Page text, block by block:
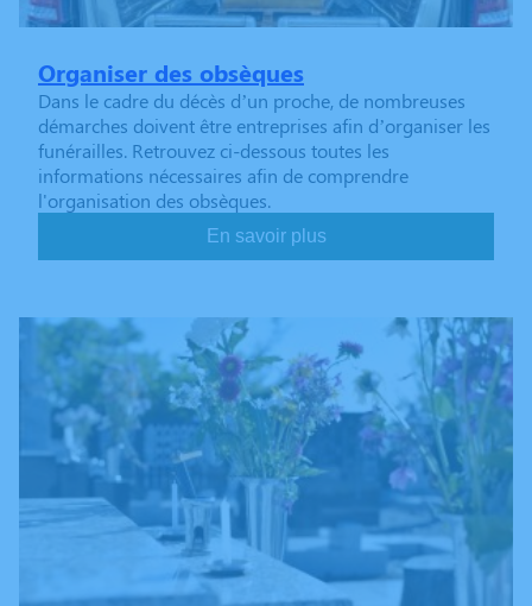
Organiser des obsèques
Dans le cadre du décès d’un proche, de nombreuses
démarches doivent être entreprises afin d’organiser les
funérailles. Retrouvez ci-dessous toutes les
informations nécessaires afin de comprendre
l'organisation des obsèques.
En savoir plus